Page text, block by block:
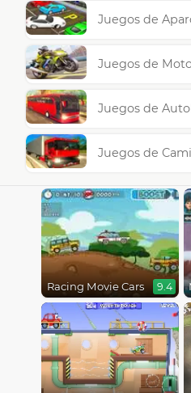
Juegos de
Juegos de
Juegos de
Juegos de
Racing Movie Cars 9.4